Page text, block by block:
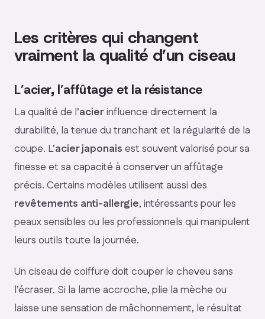
Les critères qui changent
vraiment la qualité d’un ciseau
L’acier, l’affûtage et la résistance
La qualité de l’acierinfluence directement la
durabilité, la tenue du tranchant et la régularité de la
coupe. L’acier japonais est souvent valorisé pour sa
finesse et sa capacité à conserver un affûtage
précis. Certains modèles utilisent aussi des
revêtements anti-allergie, intéressants pour les
peaux sensibles ou les professionnels qui manipulent
leurs outils toute la journée.
Un ciseau de coiffure doit couper le cheveu sans
l’écraser. Si la lame accroche, plie la mèche ou
laisse une sensation de mâchonnement, le résultat